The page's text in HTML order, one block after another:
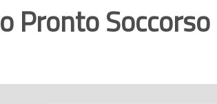
Pronto Soccorso